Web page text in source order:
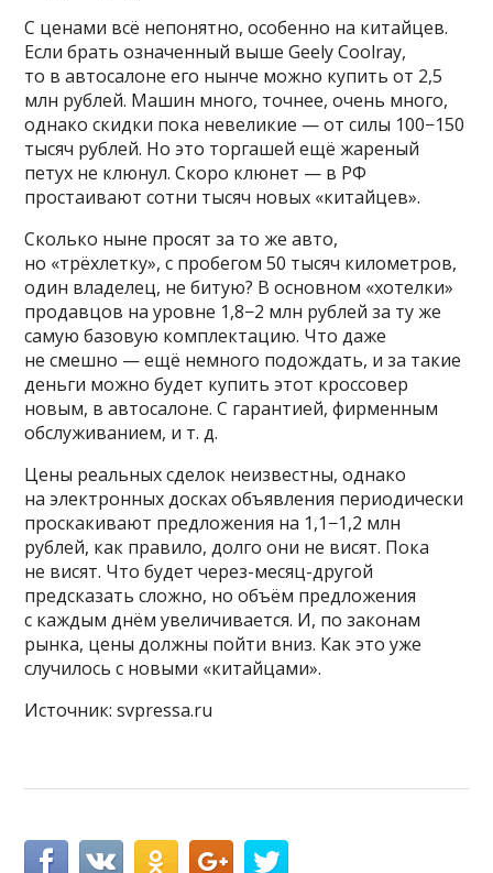
С ценами всё непонятно, особенно на китайцев.
Если брать означенный выше Geely Coolray,
то в автосалоне его нынче можно купить от 2,5
млн рублей. Машин много, точнее, очень много,
однако скидки пока невеликие — от силы 100−150
тысяч рублей. Но это торгашей ещё жареный
петух не клюнул. Скоро клюнет — в РФ
простаивают сотни тысяч новых «китайцев».
Сколько ныне просят за то же авто,
но «трёхлетку», с пробегом 50 тысяч километров,
один владелец, не битую? В основном «хотелки»
продавцов на уровне 1,8−2 млн рублей за ту же
самую базовую комплектацию. Что даже
не смешно — ещё немного подождать, и за такие
деньги можно будет купить этот кроссовер
новым, в автосалоне. С гарантией, фирменным
обслуживанием, и т. д.
Цены реальных сделок неизвестны, однако
на электронных досках объявления периодически
проскакивают предложения на 1,1−1,2 млн
рублей, как правило, долго они не висят. Пока
не висят. Что будет через-месяц-другой
предсказать сложно, но объём предложения
с каждым днём увеличивается. И, по законам
рынка, цены должны пойти вниз. Как это уже
случилось с новыми «китайцами».
Источник: svpressa.ru